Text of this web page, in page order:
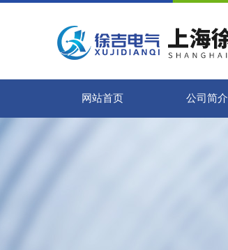
网站首页 公司简介